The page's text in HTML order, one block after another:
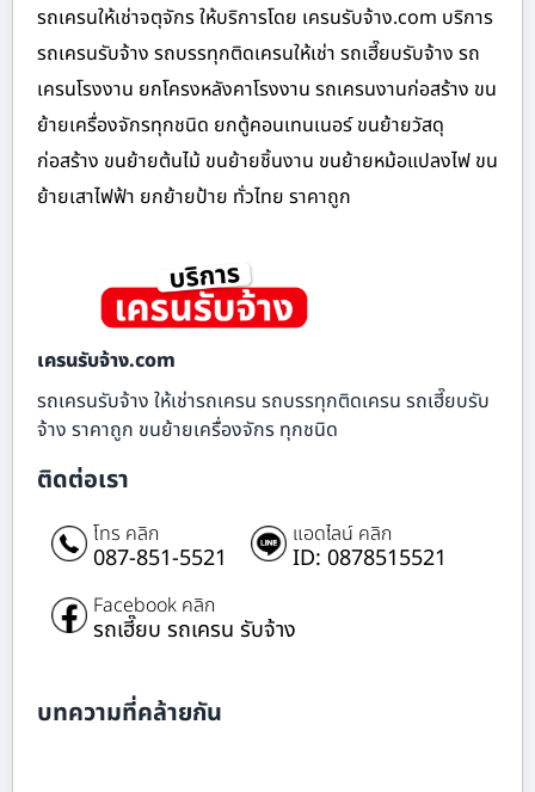
รถเครนให้เช่าจตุจักร ให้บริการโดย เครนรับจ้าง.com บริการ
รถเครนรับจ้าง รถบรรทุกติดเครนให้เช่า รถเฮี๊ยบรับจ้าง รถ
เครนโรงงาน ยกโครงหลังคาโรงงาน รถเครนงานก่อสร้าง ขน
ย้ายเครื่องจักรทุกชนิด ยกตู้คอนเทนเนอร์ ขนย้ายวัสดุ
ก่อสร้าง ขนย้ายต้นไม้ ขนย้ายชิ้นงาน ขนย้ายหม้อแปลงไฟ ขน
ย้ายเสาไฟฟ้า ยกย้ายป้าย ทั่วไทย ราคาถูก
เครนรับจ้าง.com
รถเครนรับจ้าง ให้เช่ารถเครน รถบรรทุกติดเครน รถเฮี๊ยบรับ
จ้าง ราคาถูก ขนย้ายเครื่องจักร ทุกชนิด
ติดต่อเรา
โทร คลิก
087-851-5521
แอดไลน์ คลิก
ID: 0878515521
Facebook คลิก
รถเฮี๊ยบ รถเครน รับจ้าง
บทความที่คล้ายกัน